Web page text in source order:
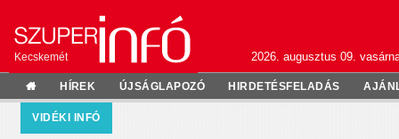
Kecskemét 2026. augusztus 09.
HÍREK ÚJSÁGLAPOZÓ HIRDETÉSFELADÁS
VIDÉKI INFÓ